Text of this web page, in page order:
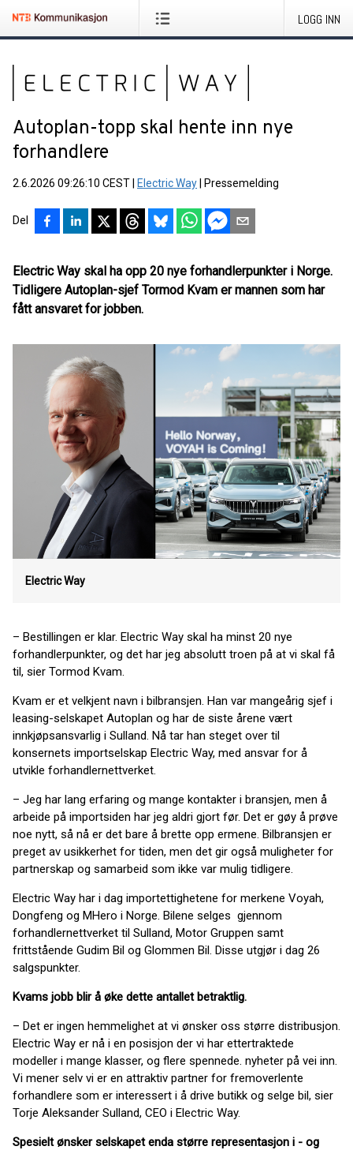
LOGG INN
Autoplan-topp skal hente inn nye
forhandlere
2.6.2026 09:26:10 CEST Electric Way Pressemelding
Del
Electric Way skal ha opp 20 nye forhandlerpunkter i Norge.
Tidligere Autoplan-sjef Tormod Kvam er mannen som har
fått ansvaret for jobben.
Electric Way
– Bestillingen er klar. Electric Way skal ha minst 20 nye
forhandlerpunkter, og det har jeg absolutt troen på at vi skal få
til, sier Tormod Kvam.
Kvam er et velkjent navn i bilbransjen. Han var mangeårig sjef i
leasing-selskapet Autoplan og har de siste årene vært
innkjøpsansvarlig i Sulland. Nå tar han steget over til
konsernets importselskap Electric Way, med ansvar for å
utvikle forhandlernettverket.
– Jeg har lang erfaring og mange kontakter i bransjen, men å
arbeide på importsiden har jeg aldri gjort før. Det er gøy å prøve
noe nytt, så nå er det bare å brette opp ermene. Bilbransjen er
preget av usikkerhet for tiden, men det gir også muligheter for
partnerskap og samarbeid som ikke var mulig tidligere.
Electric Way har i dag importettighetene for merkene Voyah,
Dongfeng og MHero i Norge. Bilene selges gjennom
forhandlernettverket til Sulland, Motor Gruppen samt
frittstående Gudim Bil og Glommen Bil. Disse utgjør i dag 26
salgspunkter.
Kvams jobb blir å øke dette antallet betraktlig.
– Det er ingen hemmelighet at vi ønsker oss større distribusjon.
Electric Way er nå i en posisjon der vi har ettertraktede
modeller i mange klasser, og flere spennede. nyheter på vei inn.
Vi mener selv vi er en attraktiv partner for fremoverlente
forhandlere som er interessert i å drive butikk og selge bil, sier
Torje Aleksander Sulland, CEO i Electric Way.
Spesielt ønsker selskapet enda større representasjon i - og